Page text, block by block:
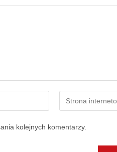
kolejnych komentarzy.